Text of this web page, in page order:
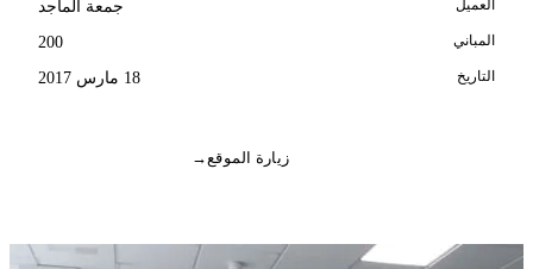
العميل جمعة الماجد
المباني 200
التاريخ 18 مارس 2017
زيارة الموقع→